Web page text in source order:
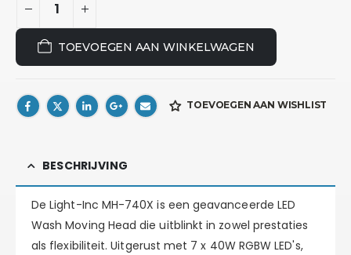
TOEVOEGEN AAN WINKELWAGEN
TOEVOEGEN AAN WISHLIST
BESCHRIJVING
DeLight-Inc MH-740X is een geavanceerde LED
Wash Moving Head die uitblinkt in zowel prestaties
als flexibiliteit. Uitgerust met 7 x 40W RGBW LED's,